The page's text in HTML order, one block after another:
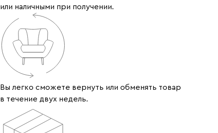
или наличными при получении.
Вы легко сможете вернуть или обменять товар
в течение двух недель.